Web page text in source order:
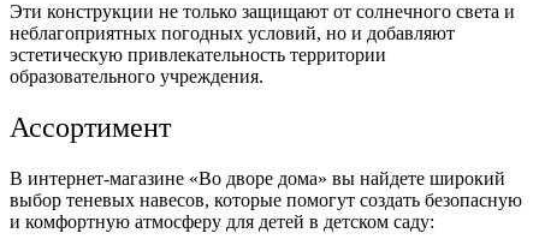
Эти конструкции не только защищают от солнечного света и
неблагоприятных погодных условий, но и добавляют
эстетическую привлекательность территории
образовательного учреждения.
Ассортимент
В интернет-магазине «Во дворе дома» вы найдете широкий
выбор теневых навесов, которые помогут создать безопасную
и комфортную атмосферу для детей в детском саду: